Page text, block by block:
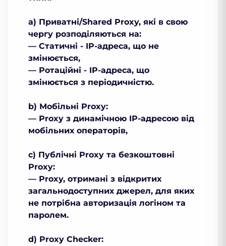
a) Приватні/Shared Рroxy, які в свою
чергу розподіляються на:
— Статичні - IP-адреса, що не
змінюється,
— Ротаційні - IP-адреса, що
змінюється з періодичністю.
b) Мобільні Рroxy:
— Рroxy з динамічною IP-адресою від
мобільних операторів,
c) Публічні Рroxy та безкоштовні
Рroxy:
— Рroxy, отримані з відкритих
загальнодоступних джерел, для яких
не потрібна авторизація логіном та
паролем.
d) Proxy Checker: